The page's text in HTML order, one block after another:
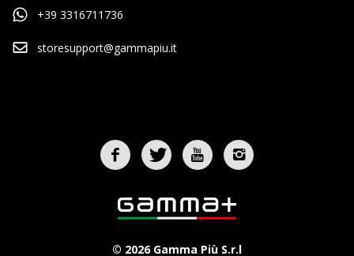
+39 3316711736
storesupport@gammapiu.it
© 2026 Gamma Più S.r.l